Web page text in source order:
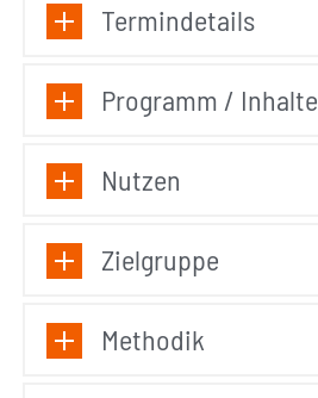
Termindetails
Programm / Inhalte
Nutzen
Zielgruppe
Methodik